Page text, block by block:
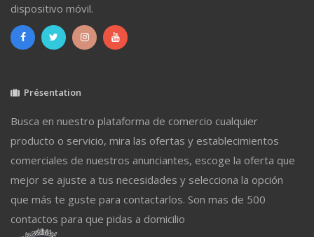
dispositivo móvil.
Présentation
Busca en nuestro plataforma de comercio cualquier
producto o servicio, mira las ofertas y establecimientos
comerciales de nuestros anunciantes, escoge la oferta que
mejor se ajuste a tus necesidades y selecciona la opción
que más te guste para contactarlos. Son mas de 500
contactos para que pidas a domicilio